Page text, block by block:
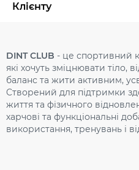
Клієнту
DINT CLUB - це спортивний
які хочуть зміцнювати тіло,
баланс та жити активним,
Cтворений для підтримки
життя та фізичного
харчові та функціональні
використання, тренувань і